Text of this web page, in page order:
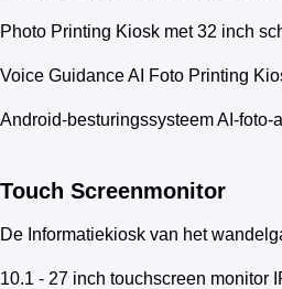
Photo Printing Kiosk met 32 inch
Voice Guidance AI Foto Printing
Android-besturingssysteem AI-
Touch Screenmonitor
De Informatiekiosk van het
10.1 - 27 inch touchscreen monitor